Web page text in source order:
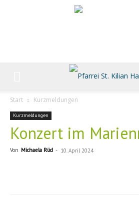
Start Kurzmeldungen
Kurzmeldungen
Konzert im
Von Michaela Rüd - 10. April 2024